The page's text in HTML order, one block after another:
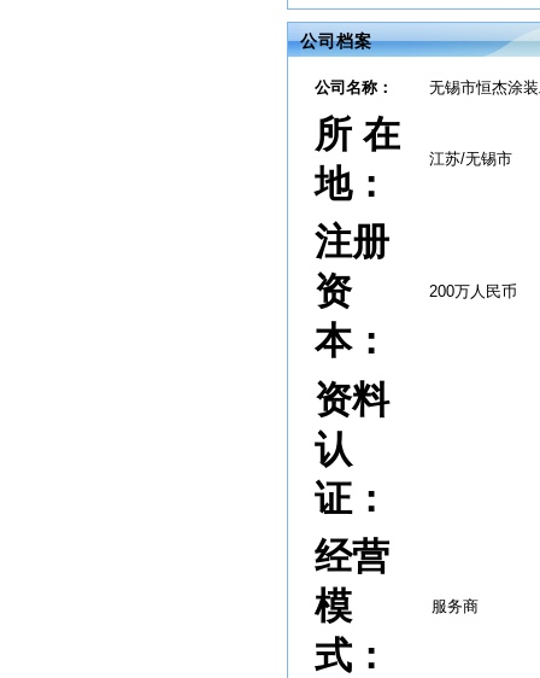
公司档案
公司名称： 无锡市恒杰涂
所 在
地：
江苏/无锡市
注册
资
本：
200万人民币
资料
认
证：
经营
模
式：
服务商